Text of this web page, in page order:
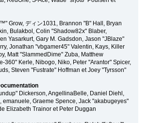
Grow, ディン1031, Brannon "B" Hall, Bryan
Bulakbol, Colin "Shadow82x" Blaber,
Yasarkurt, Gary M. Gadsdon, Jason "JBlaze"
Jonathan "vbgamer45" Valentin, Kays, Killer
Matt "SlammedDime" Zuba, Matthew
360" Kerle, Nibogo, Niko, Peter "Arantor" Spicer,
Steven "Fustrate" Hoffman et Joey "Tyrsson"
Dickerson, AngellinaBelle, Daniel Diehl,
emanuele, Graeme Spence, Jack "akabugeyes"
Elizabeth Trainor et Peter Duggan